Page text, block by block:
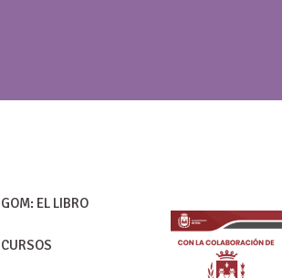
GOM: EL LIBRO
CURSOS